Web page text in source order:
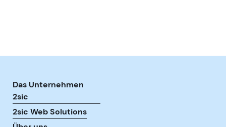
Das Unternehmen
2sic
2sic Web Solutions